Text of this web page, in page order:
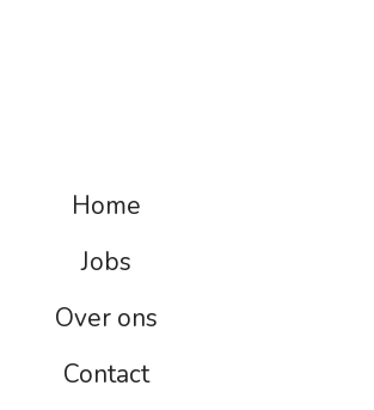
Home
Jobs
Over ons
Contact